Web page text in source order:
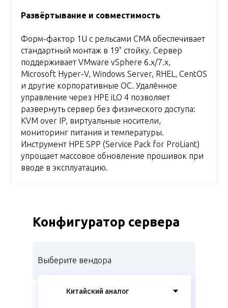
Развёртывание и совместимость
Форм-фактор 1U с рельсами CMA обеспечивает
стандартный монтаж в 19" стойку. Сервер
поддерживает VMware vSphere 6.x/7.x,
Microsoft Hyper-V, Windows Server, RHEL, CentOS
и другие корпоративные ОС. Удалённое
управление через HPE iLO 4 позволяет
развернуть сервер без физического доступа:
KVM over IP, виртуальные носители,
мониторинг питания и температуры.
Инструмент HPE SPP (Service Pack for ProLiant)
упрощает массовое обновление прошивок при
вводе в эксплуатацию.
Выберите вендора
Конфигуратор сервера